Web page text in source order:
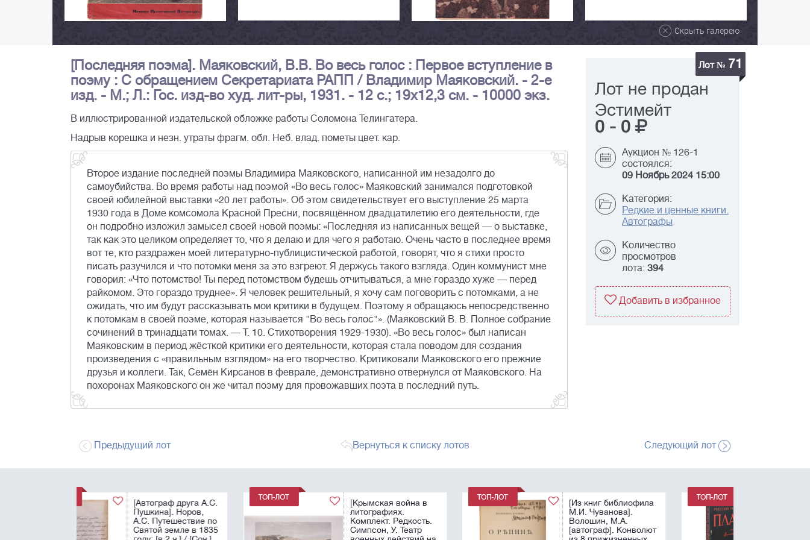
Скрыть галерею
[Последняя поэма]. Маяковский, В.В. Во весь голос : Первое вступление в
поэму : С обращением Секретариата РАПП / Владимир Маяковский. - 2-е
изд. - М.; Л.: Гос. изд-во худ. лит-ры, 1931. - 12 с.; 19х12,3 см. - 10000 экз.
В иллюстрированной издательской обложке работы Соломона Телингатера.
Надрыв корешка и незн. утраты фрагм. обл. Неб. влад. пометы цвет. кар.
Второе издание последней поэмы Владимира Маяковского, написанной им незадолго до
самоубийства. Во время работы над поэмой «Во весь голос» Маяковский занимался подготовкой
своей юбилейной выставки «20 лет работы». Об этом свидетельствует его выступление 25 марта
1930 года в Доме комсомола Красной Пресни, посвящённом двадцатилетию его деятельности, где
он подробно изложил замысел своей новой поэмы: «Последняя из написанных вещей — о выставке,
так как это целиком определяет то, что я делаю и для чего я работаю. Очень часто в последнее время
вот те, кто раздражен моей литературно-публицистической работой, говорят, что я стихи просто
писать разучился и что потомки меня за это взгреют. Я держусь такого взгляда. Один коммунист мне
говорил: «Что потомство! Ты перед потомством будешь отчитываться, а мне гораздо хуже — перед
райкомом. Это гораздо труднее». Я человек решительный, я хочу сам поговорить с потомками, а не
ожидать, что им будут рассказывать мои критики в будущем. Поэтому я обращаюсь непосредственно
к потомкам в своей поэме, которая называется "Во весь голос"». (Маяковский В. В. Полное собрание
сочинений в тринадцати томах. — Т. 10. Стихотворения 1929-1930). «Во весь голос» был написан
Маяковским в период жёсткой критики его деятельности, которая стала поводом для создания
произведения с «правильным взглядом» на его творчество. Критиковали Маяковского его прежние
друзья и коллеги. Так, Семён Кирсанов в феврале, демонстративно отвернулся от Маяковского. На
похоронах Маяковского он же читал поэму для провожавших поэта в последний путь.
Лот № 71
Лот не продан
Эстимейт
0 - 0
Аукцион № 126-1
состоялся:
09 Ноябрь 2024 15:00
Категория:
Редкие и ценные книги.
Автографы
Количество
просмотров
лота: 394
Добавить в избранное
Предыдущий лот Вернуться к списку лотов Следующий лот
[Крымская война в
литографиях.
Комплект. Редкость.
Симпсон, У. Театр
[Из книг библиофила
Волошин, М.А.
[автограф]. Конволют
[Редкость. Роскошно
иллюстрированное
издание] Полонский,
В.П. Русский